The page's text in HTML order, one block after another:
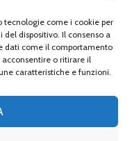
tecnologie come i cookie per
dispositivo. Il consenso a
dati come il comportamento
acconsentire o ritirare il
caratteristiche e funzioni.
un commento.